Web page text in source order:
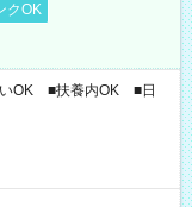
クOK
OK ■扶養内OK ■日